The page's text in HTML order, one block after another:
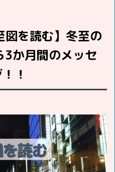
を読む】冬至の
3か月間のメッセ
！